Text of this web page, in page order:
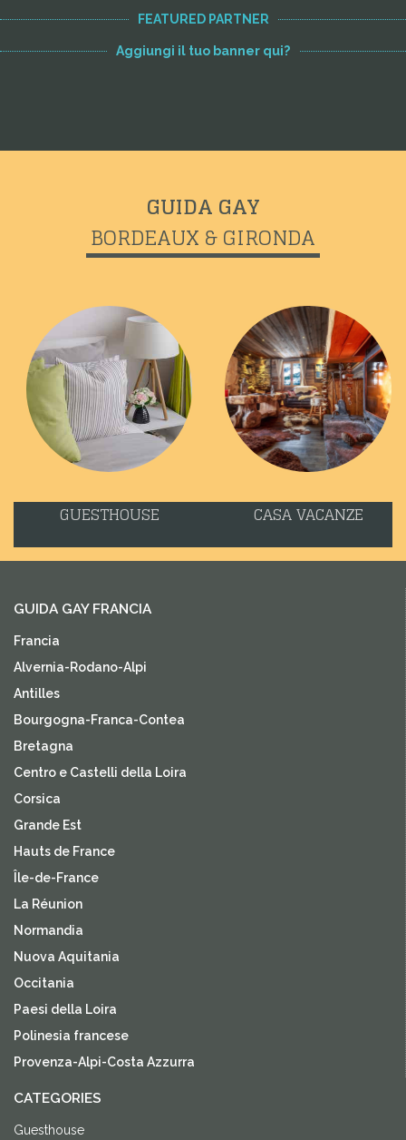
FEATURED PARTNER
Aggiungi il tuo banner qui?
GUIDA GAY
BORDEAUX & GIRONDA
GUESTHOUSE CASA VACANZE
GUIDA GAY FRANCIA
Francia
Alvernia-Rodano-Alpi
Antilles
Bourgogna-Franca-Contea
Bretagna
Centro e Castelli della Loira
Corsica
Grande Est
Hauts de France
Île-de-France
La Réunion
Normandia
Nuova Aquitania
Occitania
Paesi della Loira
Polinesia francese
Provenza-Alpi-Costa Azzurra
CATEGORIES
Guesthouse